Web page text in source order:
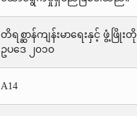
တိရစ္ဆာန်ကျန်းမာရေးနှင့် ဖွံ့ဖြို
ဥပဒေ ၂၀၁၀
A14